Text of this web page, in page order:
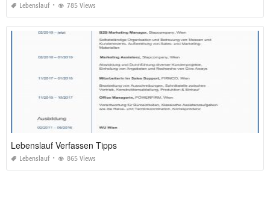
Lebenslauf 785 Views
Lebenslauf Verfassen Tipps
Lebenslauf 865 Views